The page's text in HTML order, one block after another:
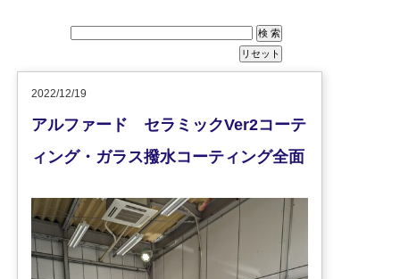
2022/12/19
アルファード セラミックVer2コーテ
ィング・ガラス撥水コーティング全面